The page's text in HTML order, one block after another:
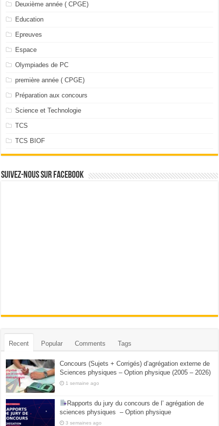
Deuxième année ( CPGE)
Education
Epreuves
Espace
Olympiades de PC
première année ( CPGE)
Préparation aux concours
Science et Technologie
TCS
TCS BIOF
Suivez-nous sur facebook
Recent Popular Comments Tags
Concours (Sujets + Corrigés) d’agrégation externe de
Sciences physiques – Option physique (2005 – 2026)
1 semaine ago
Rapports du jury du concours de l’ agrégation de
sciences physiques – Option physique
3 semaines ago